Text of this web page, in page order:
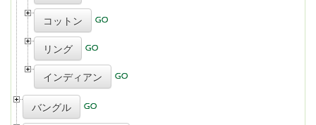
コットン
リング
インディアン
バングル